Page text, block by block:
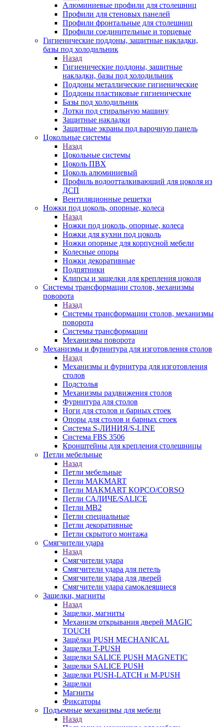
Алюминиевые профили для столешниц
Профили для стеновых панелей
Профили фронтальные для столешниц
Профили соединительные и торцевые
Гигиенические поддоны, защитные накладки,
базы под холодильник
Назад
Гигиенические поддоны, защитные
накладки, базы под холодильник
Поддоны металлические гигиенические
Поддоны пластиковые гигиенические
Базы под холодильник
Лотки под стиральную машину
Защитные накладки
Защитные экраны под варочную панель
Цокольные системы
Назад
Цокольные системы
Цоколь ПВХ
Цоколь алюминиевый
Профиль водоотталкивающий для цоколя из
ДСП
Вентиляционные решетки
Ножки под цоколь, опорные, колеса
Назад
Ножки под цоколь, опорные, колеса
Ножки для кухни под цоколь
Ножки опорные для корпусной мебели
Колесные опоры
Ножки декоративные
Подпятники
Клипсы и защелки для крепления цоколя
Системы трансформации столов, механизмы
поворота
Назад
Системы трансформации столов, механизмы
поворота
Системы трансформации
Механизмы поворота
Механизмы и фурнитура для изготовления столов
Назад
Механизмы и фурнитура для изготовления
столов
Подстолья
Механизмы раздвижения столов
Фурнитура для столов
Ноги для столов и барных стоек
Опоры для столов и барных стоек
Система S-ЛИНИЯ/S-LINE
Система FBS 3506
Кронштейны для крепления столешницы
Петли мебельные
Назад
Петли мебельные
Петли MAKMART
Петли MAKMART КОРСО/CORSO
Петли САЛИЧЕ/SALICE
Петли MB2
Петли специальные
Петли декоративные
Петли скрытого монтажа
Смягчители удара
Назад
Смягчители удара
Смягчители удара для петель
Смягчители удара для дверей
Cмягчители удара самоклеящиеся
Защелки, магниты
Назад
Защелки, магниты
Механизм открывания дверей MAGIC
TOUCH
Защёлки PUSH MECHANICAL
Защелки T-PUSH
Защелки SALICE PUSH MAGNETIC
Защелки SALICE PUSH
Защелки PUSH-LATCH и M-PUSH
Защелки
Магниты
Фиксаторы
Подъемные механизмы для мебели
Назад